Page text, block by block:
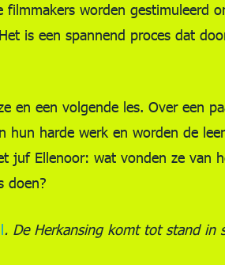
worden gestimuleerd
is een spannend proces dat
en een volgende les. Over een
hun harde werk en worden de
juf Ellenoor: wat vonden ze van
doen?
. De Herkansing komt tot stand in